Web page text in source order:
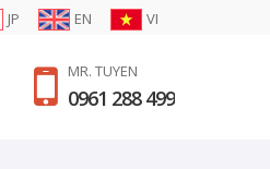
JP EN VI
MR. TUYEN
0961 288 499